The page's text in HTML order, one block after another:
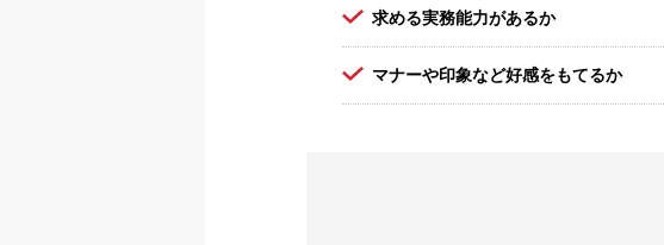
求める実務能力があるか
マナーや印象など好感をもてるか